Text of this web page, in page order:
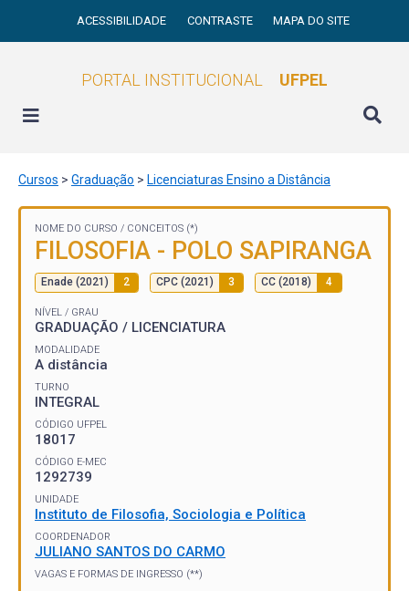
ACESSIBILIDADE CONTRASTE MAPA DO SITE
PORTAL INSTITUCIONAL UFPEL
Cursos > Graduação > Licenciaturas Ensino a Distância
NOME DO CURSO / CONCEITOS (*)
FILOSOFIA - POLO SAPIRANGA
Enade (2021) 2 CPC (2021) 3 CC (2018) 4
NÍVEL / GRAU
GRADUAÇÃO / LICENCIATURA
MODALIDADE
A distância
TURNO
INTEGRAL
CÓDIGO UFPEL
18017
CÓDIGO E-MEC
1292739
UNIDADE
Instituto de Filosofia, Sociologia e Política
COORDENADOR
JULIANO SANTOS DO CARMO
VAGAS E FORMAS DE INGRESSO (**)